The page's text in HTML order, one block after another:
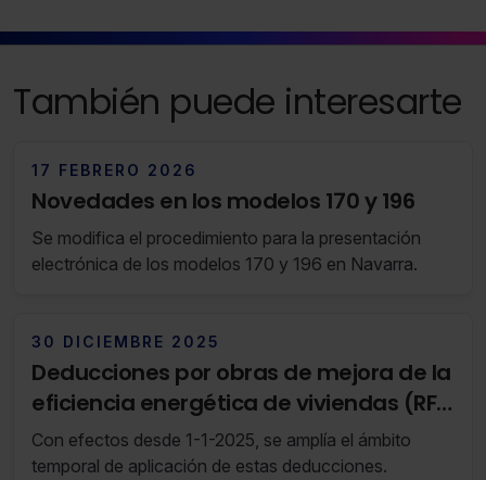
También puede interesarte
17 FEBRERO 2026
Novedades en los modelos 170 y 196
Se modifica el procedimiento para la presentación
electrónica de los modelos 170 y 196 en Navarra.
30 DICIEMBRE 2025
Deducciones por obras de mejora de la
eficiencia energética de viviendas (RF
52/25 23 de Diciembre de 2025 al 29 de
Diciembre de 2025)
Con efectos desde 1-1-2025, se amplía el ámbito
temporal de aplicación de estas deducciones.